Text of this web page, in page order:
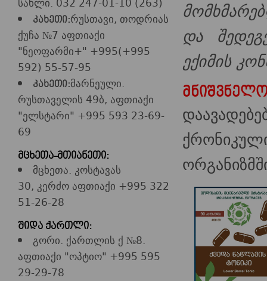
კახეთი:რუსთავი, თოდრიას
ქუჩა №7 აფთიაქი
"ნეოფარმი+" +995(+995
592) 55-57-95
კახეთი:მარნეული.
რუსთაველის 49ბ, აფთიაქი
"ელსტარი" +995 593 23-69-
69
მცხეთა-მთიანეთი:
მცხეთა. კოსტავას
30, კერძო აფთიაქი +995 322
51-26-28
შიდა ქართლი:
გორი. ქართლის ქ №8.
აფთიაქი "ოპტიო" +995 595
29-29-78
და
ექიმის